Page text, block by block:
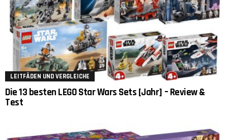
LEITFÄDEN UND VERGLEICHE
Die 13 besten LEGO Star Wars Sets [Jahr] – Review &
Test